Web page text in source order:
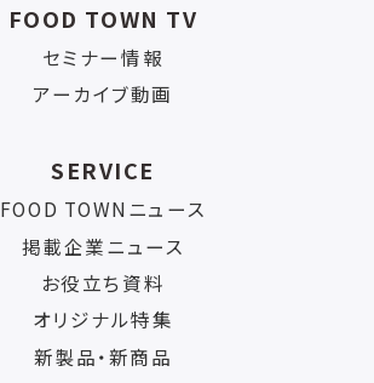
FOOD TOWN TV
セミナー情報
アーカイブ動画
SERVICE
FOOD TOWNニュース
掲載企業ニュース
お役立ち資料
オリジナル特集
新製品・新商品